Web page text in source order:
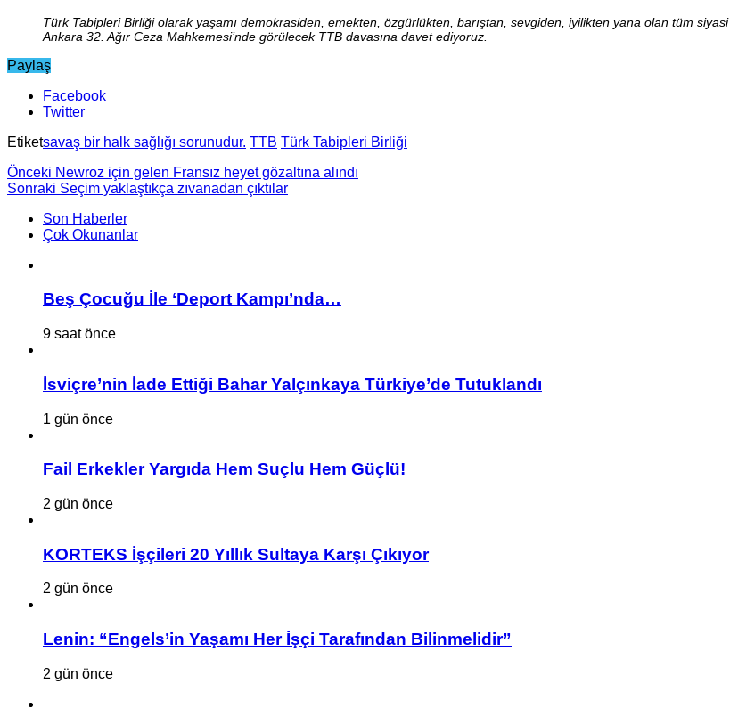
Türk Tabipleri Birliği olarak yaşamı demokrasiden, emekten, özgürlükten, barıştan, sevgiden, iyilikten yana olan tüm
Ankara 32. Ağır Ceza Mahkemesi’nde görülecek TTB davasına davet ediyoruz.
Paylaş
Facebook
Twitter
Etiketsavaş bir halk sağlığı sorunudur. TTB Türk Tabipleri Birliği
Önceki Newroz için gelen Fransız heyet gözaltına alındı
Sonraki Seçim yaklaştıkça zıvanadan çıktılar
Son Haberler
Çok Okunanlar
Beş Çocuğu İle ‘Deport Kampı’nda…
9 saat önce
İsviçre’nin İade Ettiği Bahar Yalçınkaya Türkiye’de Tutuklandı
1 gün önce
Fail Erkekler Yargıda Hem Suçlu Hem Güçlü!
2 gün önce
KORTEKS İşçileri 20 Yıllık Sultaya Karşı Çıkıyor
2 gün önce
Lenin: “Engels’in Yaşamı Her İşçi Tarafından Bilinmelidir”
2 gün önce